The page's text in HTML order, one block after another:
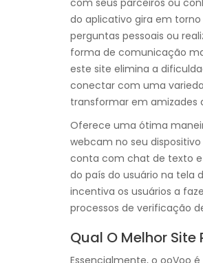
com seus parceiros ou
do aplicativo gira em
perguntas pessoais ou
forma de comunicação
este site elimina a
conectar com uma
transformar em amizades
Oferece uma ótima
webcam no seu
conta com chat de texto e
do país do usuário na tela
incentiva os usuários a
processos de verificação
Qual O Melhor
Essencialmente, o ooVoo